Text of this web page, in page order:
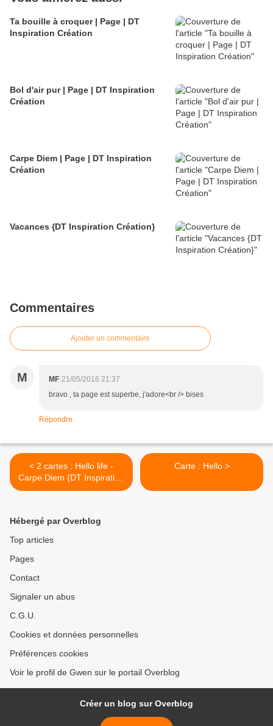
Ta bouille à croquer | Page | DT
Inspiration Création
Bol d'air pur | Page | DT Inspiration
Création
Carpe Diem | Page | DT Inspiration
Création
Vacances {DT Inspiration Création}
Commentaires
Ajouter un commentaire
M MF 21/05/2016 21:37
bravo , ta page est superbe, j'adore<br /> bises
Répondre
< 2 cartes : Hello life -
Carpe Diem {DT Inspiration
Création}
Carte : Hello >
Hébergé par Overblog
Top articles
Pages
Contact
Signaler un abus
C.G.U.
Cookies et données personnelles
Préférences cookies
Voir le profil de Gwen sur le portail Overblog
Créer un blog sur Overblog